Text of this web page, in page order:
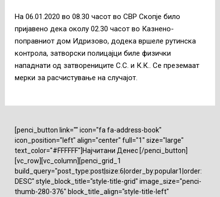
На 06.01.2020 во 08.30 часот во СВР Скопје било
пријавено дека околу 02.30 часот во Казнено-
поправниот дом Идризово, додека вршеле рутинска
контрола, затворски полицајци биле физички
нападнати од затворениците С.С. и К.К.. Се преземаат
мерки за расчистување на случајот.
[penci_button link="" icon="fa fa-address-book"
icon_position="left" align="center" full="1" size="large"
text_color="#FFFFFF"]Најчитани Денес [/penci_button]
[vc_row][vc_column][penci_grid_1
build_query="post_type:post|size:6|order_by:popular1|order:
DESC" style_block_title="style-title-grid" image_size="penci-
thumb-280-376" block_title_align="style-title-left"